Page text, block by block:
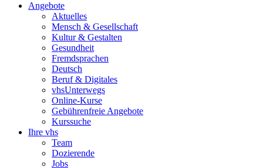
Angebote
Aktuelles
Mensch & Gesellschaft
Kultur & Gestalten
Gesundheit
Fremdsprachen
Deutsch
Beruf & Digitales
vhsUnterwegs
Online-Kurse
Gebührenfreie Angebote
Kurssuche
Ihre vhs
Team
Dozierende
Jobs